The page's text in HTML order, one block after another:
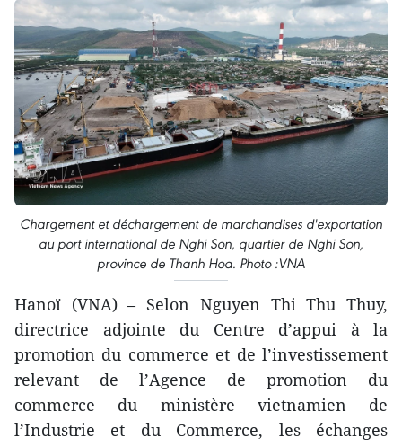
Chargement et déchargement de marchandises d'exportation
au port international de Nghi Son, quartier de Nghi Son,
province de Thanh Hoa. Photo :VNA
Hanoï (VNA) – Selon Nguyen Thi Thu Thuy,
directrice adjointe du Centre d’appui à la
promotion du commerce et de l’investissement
relevant de l’Agence de promotion du
commerce du ministère vietnamien de
l’Industrie et du Commerce, les échanges